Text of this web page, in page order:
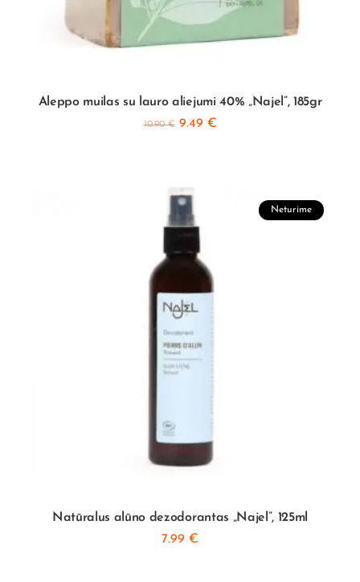
Aleppo muilas su lauro aliejumi 40% „Najel”, 185gr
10.90€ 9.49 €
Neturime
Natūralus alūno dezodorantas „Najel”, 125ml
7.99 €